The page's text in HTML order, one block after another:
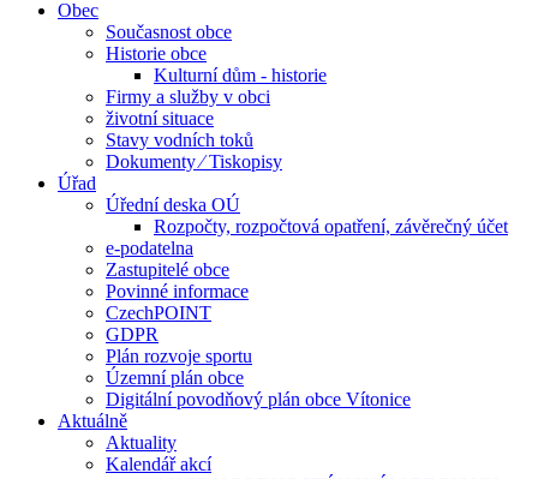
Obec
Současnost obce
Historie obce
Kulturní dům - historie
Firmy a služby v obci
životní situace
Stavy vodních toků
Dokumenty ⁄ Tiskopisy
Úřad
Úřední deska OÚ
Rozpočty, rozpočtová opatření, závěrečný účet
e-podatelna
Zastupitelé obce
Povinné informace
CzechPOINT
GDPR
Plán rozvoje sportu
Územní plán obce
Digitální povodňový plán obce Vítonice
Aktuálně
Aktuality
Kalendář akcí